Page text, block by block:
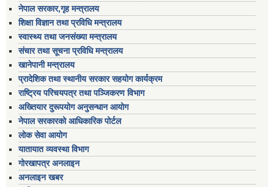
नेपाल सरकार,गृह मन्त्रालय
शिक्षा विज्ञान तथा प्रविधि मन्त्रालय
स्वास्थ्य तथा जनसंख्या मन्त्रालय
संचार तथा सूचना प्रविधि मन्त्रालय
खानेपानी मन्त्रालय
प्रादेशिक तथा स्थानीय सरकार सहयोग कार्यक्रम
राष्ट्रिय परिचयपत्र तथा पञ्जिकरण विभाग
अख्तियार दुरूपयोग अनुसन्धान आयोग
नेपाल सरकारको आधिकारिक पोर्टल
लोक सेवा आयोग
यातायात व्यवस्था विभाग
गोरखापत्र अनलाइन
अनलाइन खबर